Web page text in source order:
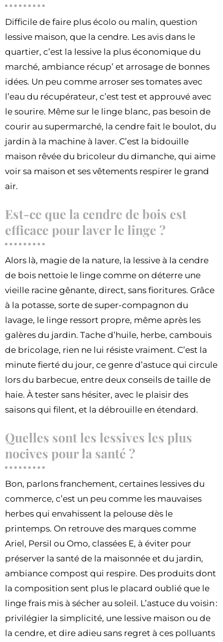
Difficile de faire plus écolo ou malin, question
lessive maison, que la cendre. Les avis dans le
quartier, c’est la lessive la plus économique du
marché, ambiance récup’ et arrosage de bonnes
idées. Un peu comme arroser ses tomates avec
l’eau du récupérateur, c’est test et approuvé avec
le sourire. Même sur le linge blanc, pas besoin de
courir au supermarché, la cendre fait le boulot, du
jardin à la machine à laver. C’est la bidouille
maison rêvée du bricoleur du dimanche, qui aime
voir sa maison et ses vêtements respirer le grand
air.
Est-ce que la cendre de bois est
efficace pour laver le linge ?
Alors là, magie de la nature, la lessive à la cendre
de bois nettoie le linge comme on déterre une
vieille racine gênante, direct, sans fioritures. Grâce
à la potasse, sorte de super-compagnon du
lavage, le linge ressort propre, même après les
galères du jardin. Tache d’huile, herbe, cambouis
de bricolage, rien ne lui résiste vraiment. C’est la
minute fierté du jour, ce genre d’astuce qui circule
lors du barbecue, entre deux conseils de taille de
haie. À tester sans hésiter, avec le plaisir des
saisons qui filent, et la débrouille en étendard.
Quelles sont les lessives les plus
nocives pour la santé ?
Bon, parlons franchement, certaines lessives du
commerce, c’est un peu comme les mauvaises
herbes qui envahissent la pelouse dès le
printemps. On retrouve des marques comme
Ariel, Persil ou Omo, classées E, à éviter pour
préserver la santé de la maisonnée et du jardin,
ambiance compost qui respire. Des produits dont
la composition sent plus le placard oublié que le
linge frais mis à sécher au soleil. L’astuce du voisin :
privilégier la simplicité, une lessive maison ou de
la cendre, et dire adieu sans regret à ces polluants